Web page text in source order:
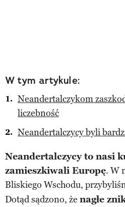
W tym artykule:
Neandertalczykom
liczebność
Neandertalczycy byli
Neandertalczycy to nasi
zamieszkiwali Europę. W
Bliskiego Wschodu,
Dotąd sądzono, że nagłe